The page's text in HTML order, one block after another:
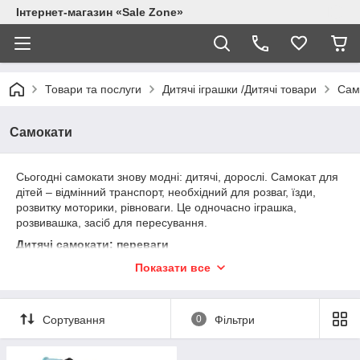
Інтернет-магазин «Sale Zone»
Товари та послуги Дитячі іграшки /Дитячі товари
Самокати
Сьогодні самокати знову модні: дитячі, дорослі. Самокат для
дітей – відмінний транспорт, необхідний для розваг, їзди,
розвитку моторики, рівноваги. Це одночасно іграшка,
розвивашка, засіб для пересування.
Дитячі самокати: переваги
Самокат дитячий має велику кількість плюсів,
стильний транспорт для малюків радує такими вигідними
перевагами:
легке пересування ( містом, друзям, парками) — у
Показати все
Сортування 0 Фільтри